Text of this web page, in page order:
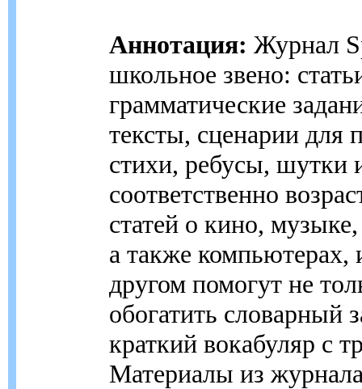
Аннотация: Журнал
школьное звено:
грамматические
тексты, сценарии для
стихи, ребусы, шутки
соответственно
статей о кино,
а также компьютерах,
другом помогут не
обогатить словарный
краткий вокабуляр с
Материалы из